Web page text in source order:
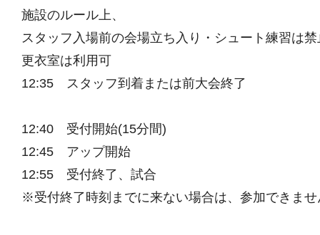
施設のルール上、
スタッフ入場前の会場立ち入り・シュート練習は
更衣室は利用可
12:35 スタッフ到着または前大会終了
12:40 受付開始(15分間)
12:45 アップ開始
12:55 受付終了、試合
※受付終了時刻までに来ない場合は、参加できませ